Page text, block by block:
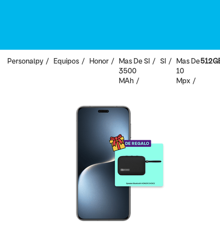
Personalpy Equipos Honor
Mas De
3500
MAh
SI SI
Mas De
10
Mpx